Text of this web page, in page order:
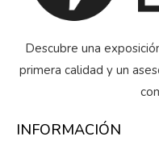
Descubre una
primera calidad y un
INFORMACIÓN